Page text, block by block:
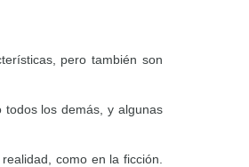
pero también son
los demás, y algunas
como en la ficción.